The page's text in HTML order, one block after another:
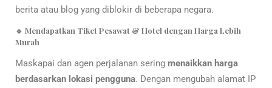
berita atau blog yang diblokir di beberapa negara.
🔹 Mendapatkan Tiket Pesawat & Hotel dengan Harga Lebih
Murah
Maskapai dan agen perjalanan sering menaikkan harga
berdasarkan lokasi pengguna. Dengan mengubah alamat IP